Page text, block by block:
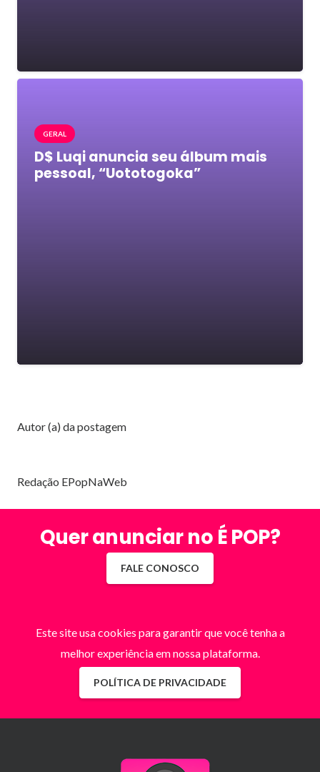
GERAL
D$ Luqi anuncia seu álbum mais
pessoal, “Uototogoka”
Autor (a) da postagem
Redação EPopNaWeb
Quer anunciar no É POP?
FALE CONOSCO
Este site usa cookies para garantir que você tenha a
melhor experiência em nossa plataforma.
POLÍTICA DE PRIVACIDADE